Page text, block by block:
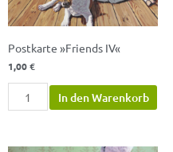
Postkarte »Friends IV«
1,00€
In den Warenkorb